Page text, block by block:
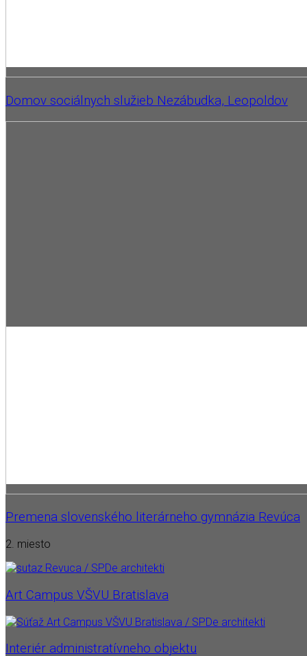
Domov sociálnych služieb Nezábudka, Leopoldov
Premena slovenského literárneho gymnázia Revúca
2. miesto
Art Campus VŠVU Bratislava
Interiér administratívneho objektu